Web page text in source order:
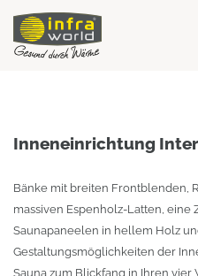
Inneneinrichtung
Bänke mit breiten Frontblenden,
massiven Espenholz-Latten,
Saunapaneelen in hellem Holz
Gestaltungsmöglichkeiten der
Sauna zum Blickfang in Ihren vier